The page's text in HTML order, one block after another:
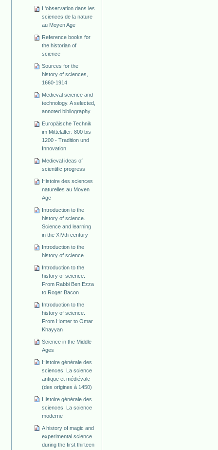
L'observation dans les
sciences de la nature
au Moyen Age
Reference books for
the historian of
science
Sources for the
history of sciences,
1660-1914
Medieval science and
technology. A selected,
annoted bibliography
Europäische Technik
im Mittelalter: 800 bis
1200 - Tradition und
Innovation
Medieval ideas of
scientific progress
Histoire des sciences
naturelles au Moyen
Age
Introduction to the
history of science.
Science and learning
in the XIVth century
Introduction to the
history of science
Introduction to the
history of science.
From Rabbi Ben Ezza
to Roger Bacon
Introduction to the
history of science.
From Homer to Omar
Khayyan
Science in the Middle
Ages
Histoire générale des
sciences. La science
antique et médiévale
(des origines à 1450)
Histoire générale des
sciences. La science
moderne
A history of magic and
experimental science
during the first thirteen